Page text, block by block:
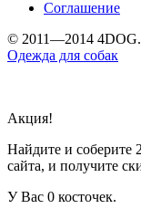
Соглашение
© 2011—2014
Одежда для собак
Акция!
Найдите и соберите
сайта, и получите
У Вас 0 косточек.